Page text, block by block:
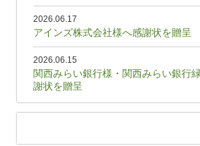
2026.06.17
アインズ株式会社様へ感謝状を贈呈
2026.06.15
関西みらい銀行様・関西みらい銀行
謝状を贈呈